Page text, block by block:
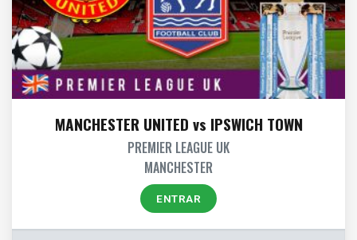
MANCHESTER UNITED vs IPSWICH TOWN
PREMIER LEAGUE UK
MANCHESTER
ENTRAR